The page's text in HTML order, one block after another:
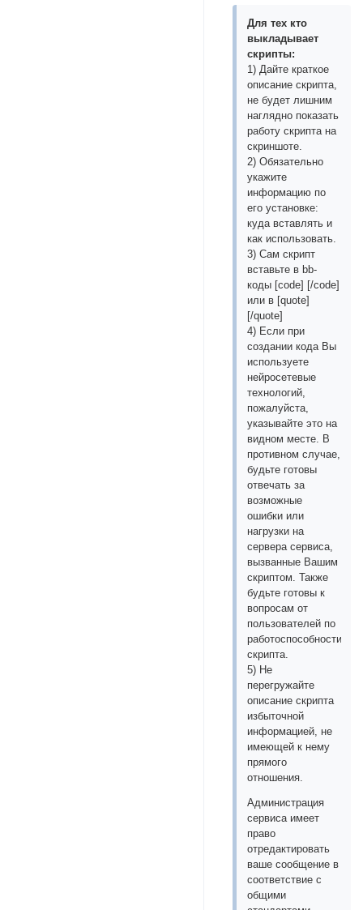
Для тех кто
выкладывает
скрипты:
1) Дайте краткое
описание скрипта,
не будет лишним
наглядно показать
работу скрипта на
скриншоте.
2) Обязательно
укажите
информацию по
его установке:
куда вставлять и
как использовать.
3) Сам скрипт
вставьте в bb-
коды [сode] [/сode]
или в [quotе]
[/quotе]
4) Если при
создании кода Вы
используете
нейросетевые
технологий,
пожалуйста,
указывайте это на
видном месте. В
противном случае,
будьте готовы
отвечать за
возможные
ошибки или
нагрузки на
сервера сервиса,
вызванные Вашим
скриптом. Также
будьте готовы к
вопросам от
пользователей по
работоспособности
скрипта.
5) Не
перегружайте
описание скрипта
избыточной
информацией, не
имеющей к нему
прямого
отношения.
Администрация
сервиса имеет
право
отредактировать
ваше сообщение в
соответствие с
общими